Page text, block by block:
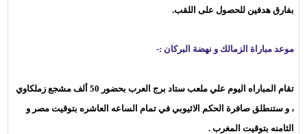
بفارق هدفين للحصول على اللقب.
موعد مباراة الزمالك و نهضة البركان :-
تقام المباراه اليوم علي ملعب ستاد برج العرب بحضور 50 ألف مشجع زملكاوي
، و ستنطلق صافرة الحكم الاثيوبي في تمام الساعه العاشره بتوقيت مصر و
الثامنه بتوقيت المغرب .